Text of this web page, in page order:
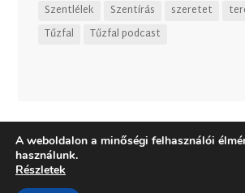
Szentlélek
Szentírás szeretet
Tűzfal
Tűzfal podcast
A weboldalon a minőségi felhasználói
használunk.
Részletek